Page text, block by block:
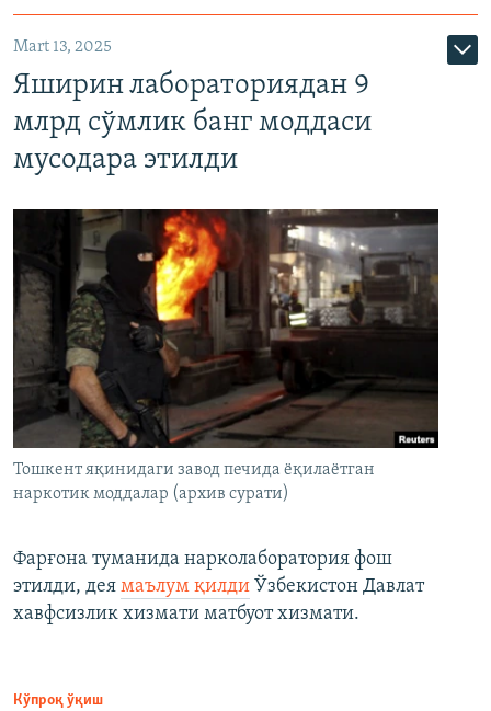
Mart 13, 2025
Яширин лабораториядан 9
млрд сўмлик банг моддаси
мусодара этилди
Тошкент яқинидаги завод печида ёқилаётган
наркотик моддалар (архив сурати)
Фарғона туманида нарколаборатория фош
этилди, дея маълум қилди Ўзбекистон Давлат
хавфсизлик хизмати матбуот хизмати.
Кўпроқ ўқиш